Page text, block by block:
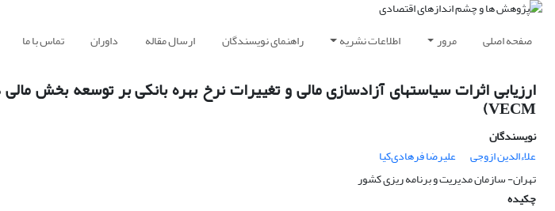
صفحه اصلی مرور اطلاعات نشریه راهنمای نویسندگان ارسال مقاله داوران تماس با ما
ارزیابی اثرات سیاستهای آزادسازی مالی و تغییرات نرخ بهره بانکی بر توسعه بخش
VECM)
نویسندگان
علاءالدین ازوجی
علیرضا فرهادی‌کیا
تهران- سازمان مدیریت و برنامه ریزی کشور
چکیده